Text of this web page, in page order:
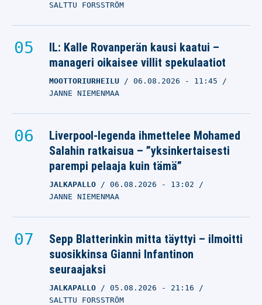
SALTTU FORSSTRÖM
IL: Kalle Rovanperän kausi kaatui –
manageri oikaisee villit spekulaatiot
MOOTTORIURHEILU 06.08.2026 - 11:45
JANNE NIEMENMAA
Liverpool-legenda ihmettelee Mohamed
Salahin ratkaisua – ”yksinkertaisesti
parempi pelaaja kuin tämä”
JALKAPALLO 06.08.2026 - 13:02
JANNE NIEMENMAA
Sepp Blatterinkin mitta täyttyi – ilmoitti
suosikkinsa Gianni Infantinon
seuraajaksi
JALKAPALLO 05.08.2026 - 21:16
SALTTU FORSSTRÖM